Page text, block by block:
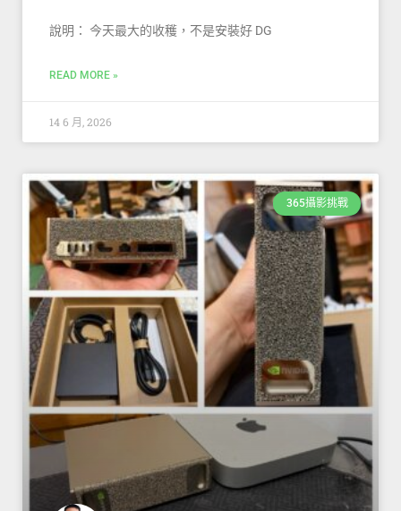
說明： 今天最大的收穫，不是安裝好 DG
READ MORE »
14 6 月, 2026
365攝影挑戰